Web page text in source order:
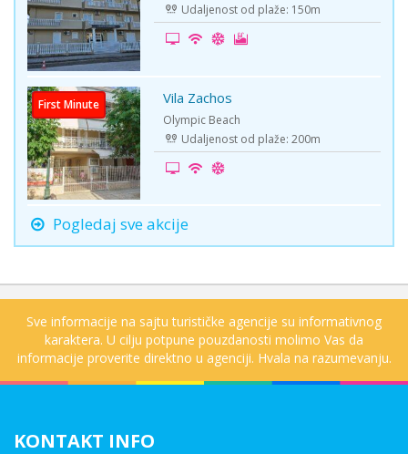
Udaljenost od plaže: 150m
First Minute Vila Zachos
Olympic Beach
Udaljenost od plaže: 200m
Pogledaj sve akcije
Sve informacije na sajtu turističke agencije su informativnog
karaktera. U cilju potpune pouzdanosti molimo Vas da
informacije proverite direktno u agenciji. Hvala na razumevanju.
KONTAKT INFO